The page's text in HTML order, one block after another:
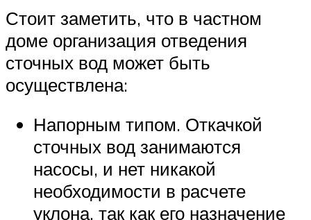
Стоит заметить, что в частном
доме организация отведения
сточных вод может быть
осуществлена:
Напорным типом. Откачкой
сточных вод занимаются
насосы, и нет никакой
необходимости в расчете
уклона, так как его назначение